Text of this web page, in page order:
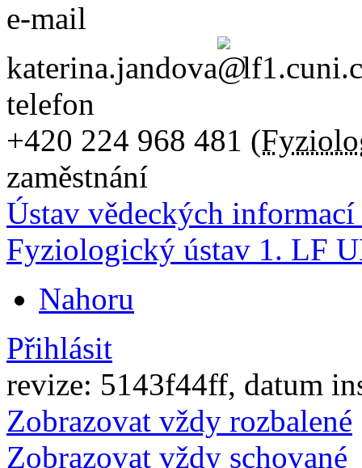
e-mail
katerina.jandova
telefon
+420 224 968 481 (
zaměstnání
Ústav vědeckých
Fyziologický ústav 1. LF
Nahoru
Přihlásit
revize: 5143f44ff, datum
Zobrazovat vždy rozbalené
Zobrazovat vždy schované